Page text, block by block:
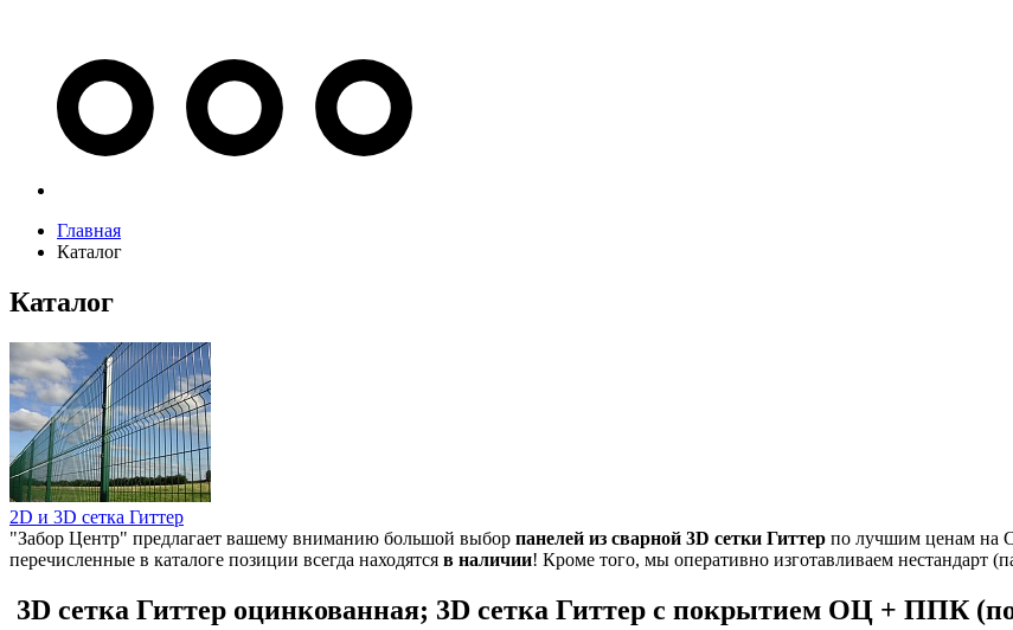
Главная
Каталог
Каталог
2D и 3D сетка Гиттер
"Забор Центр" предлагает вашему вниманию большой выбор панелей из сварной 3D сетки Гиттер по лучшим ценам на
перечисленные в каталоге позиции всегда находятся в наличии! Кроме того, мы оперативно изготавливаем нестандарт
3D сетка Гиттер оцинкованная; 3D сетка Гиттер с покрытием ОЦ + ППК